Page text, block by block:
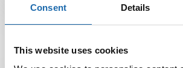
Consent Details
This website uses cookies